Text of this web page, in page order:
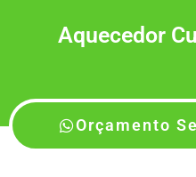
Aquecedor
Orçamento